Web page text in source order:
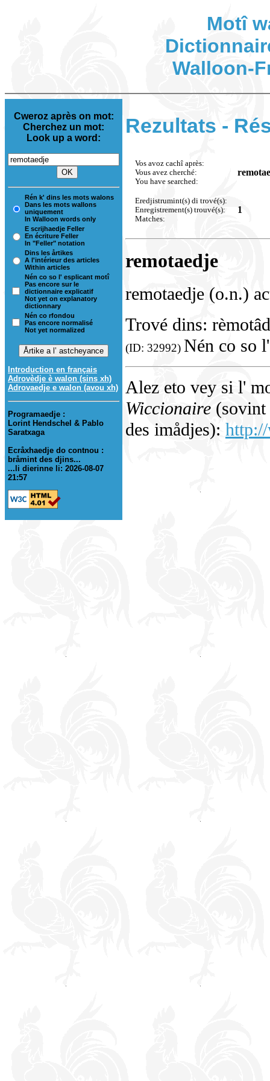
Motî
Walloon-
Cweroz après on mot:
Cherchez un mot:
Look up a word:
Rén k' dins les mots walons
Dans les mots wallons
uniquement
In Walloon words only
E scrijhaedje Feller
En écriture Feller
In "Feller" notation
Dins les årtikes
A l'intérieur des articles
Within articles
Nén co so l' esplicant motî
Pas encore sur le
dictionnaire explicatif
Not yet on explanatory
dictionnary
Nén co rfondou
Pas encore normalisé
Not yet normalized
Introduction en français
Adrovèdje è walon (sins xh)
Adrovaedje e walon (avou xh)
Programaedje :
Lorint Hendschel & Pablo
Saratxaga
Ecråxhaedje do contnou :
bråmint des djins...
...li dierinne li: 2026-08-07
21:57
Rezultats -
Vos avoz cachî après:
Vous avez cherché:
You have searched:
Eredjistrumint(s) di trové(s):
Enregistrement(s) trouvé(s):
Matches:
1
remotaedje
remotaedje (o.n.)
Trové dins:
(ID: 32992) Nén co so
Alez eto vey si l'
Wiccionaire (sovint
des imådjes):